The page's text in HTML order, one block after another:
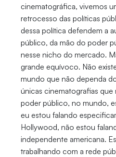
cinematográfica, vivemos
retrocesso das políticas
dessa política defendem a
público, da mão do poder
nesse nicho do mercado.
grande equívoco. Não
mundo que não dependa
únicas cinematografias
poder público, no mundo,
eu estou falando
Hollywood, não estou
independente americana.
trabalhando com a rede